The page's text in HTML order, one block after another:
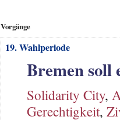
Vorgänge
19. Wahlperiode
Bremen
Solidarity City,
Gerechtigkeit,